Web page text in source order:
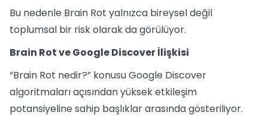
Bu nedenle Brain Rot yalnızca bireysel değil
toplumsal bir risk olarak da görülüyor.
Brain Rot ve Google Discover İlişkisi
“Brain Rot nedir?” konusu Google Discover
algoritmaları açısından yüksek etkileşim
potansiyeline sahip başlıklar arasında gösteriliyor.